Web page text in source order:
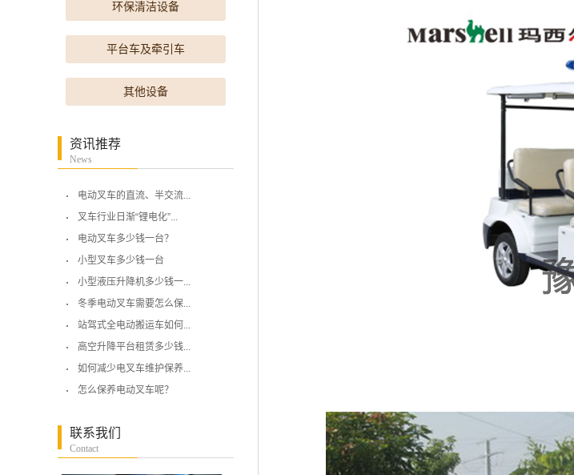
环保清洁设备
平台车及牵引车
其他设备
资讯推荐
News
电动叉车的直流、半交流...
叉车行业日渐“锂电化”...
电动叉车多少钱一台？
小型叉车多少钱一台
小型液压升降机多少钱一...
冬季电动叉车需要怎么保...
站驾式全电动搬运车如何...
高空升降平台租赁多少钱...
如何减少电叉车维护保养...
怎么保养电动叉车呢？
联系我们
Contact